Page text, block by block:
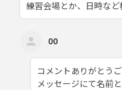
練習会場とか、日時など
00
コメントありがとう
メッセージにて名前